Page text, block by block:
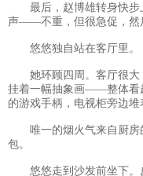
最后，赵博雄转身快步
声——不重，但很急促，然
悠悠独自站在客厅里。
她环顾四周。客厅很大
挂着一幅抽象画——整体看
的游戏手柄，电视柜旁边
唯一的烟火气来自厨房
包。
悠悠走到沙发前坐下。